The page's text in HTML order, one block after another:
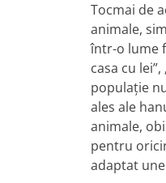
Tocmai de
animale,
într-o lume
casa cu
populație
ales ale
animale,
pentru
adaptat